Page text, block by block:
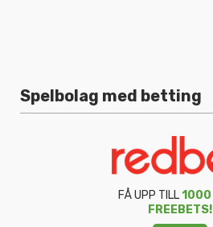
Spelbolag med betting
FÅ UPP TILL1000
FREEBETS!